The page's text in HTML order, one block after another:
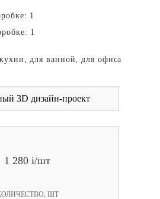
1
1
для ванной, для офиса
3D дизайн-проект
1 280 i/шт
ШТ